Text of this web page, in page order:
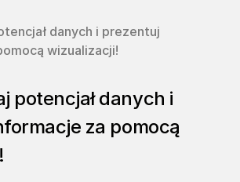
danych i prezentuj
wizualizacji!
potencjał danych i
za pomocą